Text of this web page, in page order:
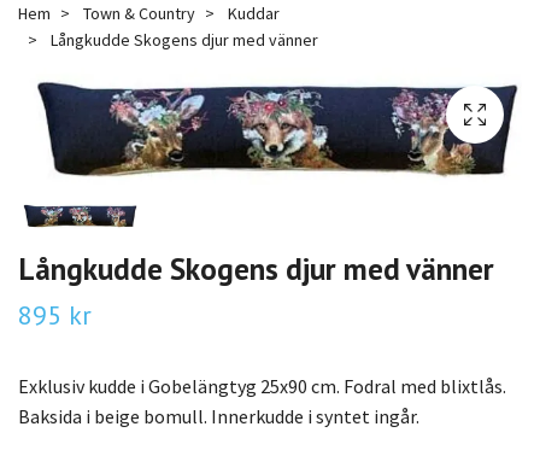
Hem Town & Country
Kuddar
Långkudde Skogens djur med vänner
Långkudde Skogens djur med vänner
895 kr
Exklusiv kudde i Gobelängtyg 25x90 cm. Fodral med blixtlås.
Baksida i beige bomull. Innerkudde i syntet ingår.